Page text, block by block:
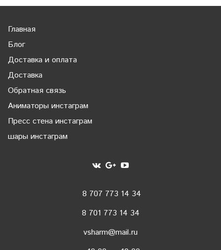
Главная
Блог
Доставка и оплата
Доставка
Обратная связь
Аниматоры инстаграм
Пресс стена инстаграм
шары инстаграм
8 707 773 14 34
8 701 773 14 34
vsharm@mail.ru